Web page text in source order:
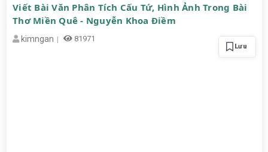
Viết Bài Văn Phân Tích Cấu Tứ, Hình Ảnh Trong Bài
Thơ Miền Quê - Nguyễn Khoa Điềm
kimngan 81971
Lưu